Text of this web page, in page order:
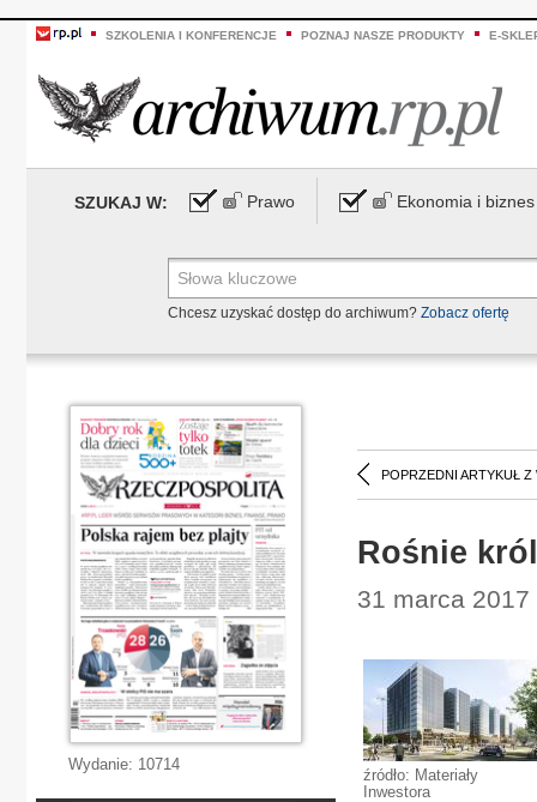
SZKOLENIA I KONFERENCJE POZNAJ NASZE PRODUKTY E-
SZUKAJ W: Prawo Ekonomia i biznes
Chcesz uzyskać dostęp do archiwum? Zobacz ofertę
POPRZEDNI ARTYKUŁ Z
Rośnie
31 marca 2017
źródło: Materiały
Inwestora
Wydanie: 10714